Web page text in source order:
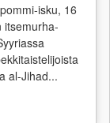
isku, 16
itsemurha-
al-Jihad...